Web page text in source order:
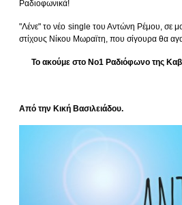
Ραδιοφωνικά!
"Λένε" το νέο single του Αντώνη Ρέμου, σε
στίχους Νίκου Μωραϊτη, που σίγουρα θα
Το ακούμε στο Νο1 Ραδιόφωνο της
Από την Κική Βασιλειάδου.